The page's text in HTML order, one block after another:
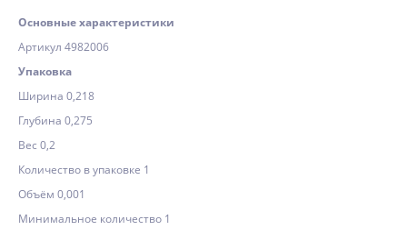
Основные характеристики
Артикул 4982006
Упаковка
Ширина 0,218
Глубина 0,275
Вес 0,2
Количество в упаковке 1
Объём 0,001
Минимальное количество 1